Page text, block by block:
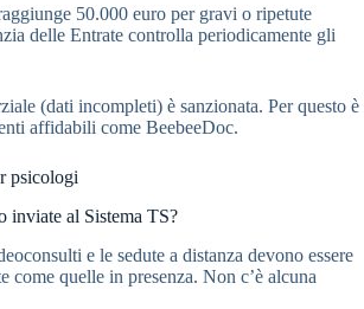
50.000 euro per gravi o ripetute
delle Entrate controlla periodicamente gli
(dati incompleti) è sanzionata. Per questo è
affidabili come BeebeeDoc.
psicologi
inviate al Sistema TS?
e le sedute a distanza devono essere
come quelle in presenza. Non c’è alcuna